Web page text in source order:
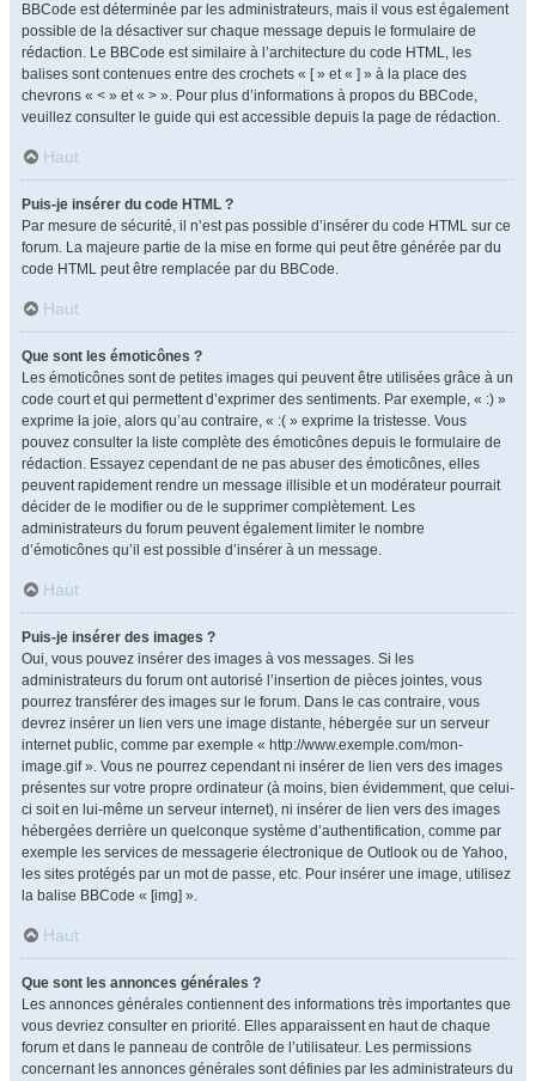
BBCode est déterminée par les administrateurs, mais il vous est également
possible de la désactiver sur chaque message depuis le formulaire de
rédaction. Le BBCode est similaire à l’architecture du code HTML, les
balises sont contenues entre des crochets « [ » et « ] » à la place des
chevrons « < » et « > ». Pour plus d’informations à propos du BBCode,
veuillez consulter le guide qui est accessible depuis la page de rédaction.
Haut
Puis-je insérer du code HTML ?
Par mesure de sécurité, il n’est pas possible d’insérer du code HTML sur ce
forum. La majeure partie de la mise en forme qui peut être générée par du
code HTML peut être remplacée par du BBCode.
Haut
Que sont les émoticônes ?
Les émoticônes sont de petites images qui peuvent être utilisées grâce à un
code court et qui permettent d’exprimer des sentiments. Par exemple, « :) »
exprime la joie, alors qu’au contraire, « :( » exprime la tristesse. Vous
pouvez consulter la liste complète des émoticônes depuis le formulaire de
rédaction. Essayez cependant de ne pas abuser des émoticônes, elles
peuvent rapidement rendre un message illisible et un modérateur pourrait
décider de le modifier ou de le supprimer complètement. Les
administrateurs du forum peuvent également limiter le nombre
d’émoticônes qu’il est possible d’insérer à un message.
Haut
Puis-je insérer des images ?
Oui, vous pouvez insérer des images à vos messages. Si les
administrateurs du forum ont autorisé l’insertion de pièces jointes, vous
pourrez transférer des images sur le forum. Dans le cas contraire, vous
devrez insérer un lien vers une image distante, hébergée sur un serveur
internet public, comme par exemple « http://www.exemple.com/mon-
image.gif ». Vous ne pourrez cependant ni insérer de lien vers des images
présentes sur votre propre ordinateur (à moins, bien évidemment, que celui-
ci soit en lui-même un serveur internet), ni insérer de lien vers des images
hébergées derrière un quelconque système d’authentification, comme par
exemple les services de messagerie électronique de Outlook ou de Yahoo,
les sites protégés par un mot de passe, etc. Pour insérer une image, utilisez
la balise BBCode « [img] ».
Haut
Que sont les annonces générales ?
Les annonces générales contiennent des informations très importantes que
vous devriez consulter en priorité. Elles apparaissent en haut de chaque
forum et dans le panneau de contrôle de l’utilisateur. Les permissions
concernant les annonces générales sont définies par les administrateurs du